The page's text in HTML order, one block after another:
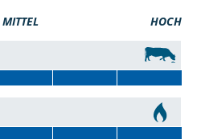
MITTEL HOCH